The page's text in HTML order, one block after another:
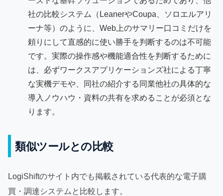
社の比較システム（LeanerやCoupa、ソロエルアリ
ーナ等）のように、Web上のサマリー口コミだけを
頼りにして直感的に使い勝手を判断するのは不可能
です。実際の操作感や機能適合性を判断するために
は、必ずワークスアプリケーションズ社による丁寧
な実機デモや、同社の紹介する同業他社の具体的な
導入ノウハウ・資料の共有を求めることが必須とな
ります。
類似ツールとの比較
LogiShiftのサイト内でも掲載されている代表的な電子購
買・調達システムと比較します。